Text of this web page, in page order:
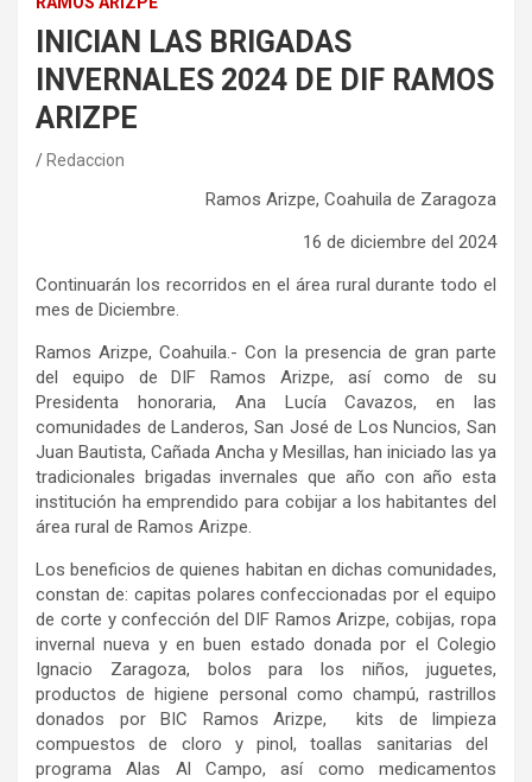
INICIAN LAS BRIGADAS
INVERNALES 2024 DE DIF RAMOS
ARIZPE
Redaccion
Ramos Arizpe, Coahuila de Zaragoza
16 de diciembre del 2024
Continuarán los recorridos en el área rural durante todo el
mes de Diciembre.
Ramos Arizpe, Coahuila.- Con la presencia de gran parte
del equipo de DIF Ramos Arizpe, así como de su
Presidenta honoraria, Ana Lucía Cavazos, en las
comunidades de Landeros, San José de Los Nuncios, San
Juan Bautista, Cañada Ancha y Mesillas, han iniciado las ya
tradicionales brigadas invernales que año con año esta
institución ha emprendido para cobijar a los habitantes del
área rural de Ramos Arizpe.
Los beneficios de quienes habitan en dichas comunidades,
constan de: capitas polares confeccionadas por el equipo
de corte yconfección del DIF Ramos Arizpe,cobijas, ropa
invernal nueva y en buen estado donada por el Colegio
Ignacio Zaragoza, bolos para los niños, juguetes,
productos de higiene personal como champú, rastrillos
donados por BIC Ramos Arizpe, kits de
limpieza
compuestos de cloro y pinol, toallas sanitarias del
programa Alas Al Campo, así como medicamentos